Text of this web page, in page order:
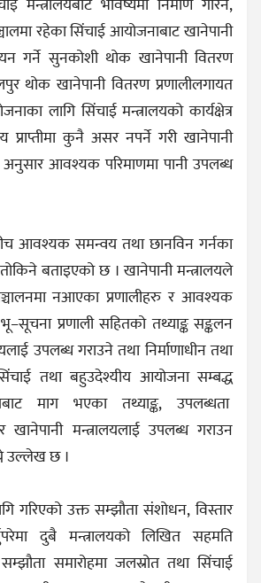
रहेका सिंचाई आयोजनाबाट खानेपानी
गर्ने सुनकोशी थोक खानेपानी वितरण
थोक खानेपानी वितरण प्रणालीलगायत
लागि सिंचाई मन्त्रालयको कार्यक्षेत्र
कुनै असर नपर्ने गरी खानेपानी
अनुसार आवश्यक परिमाणमा पानी उपलब्ध
आवश्यक समन्वय तथा छानविन गर्नका
बताइएको छ । खानेपानी मन्त्रालयले
नआएका प्रणालीहरु र आवश्यक
प्रणाली सहितको तथ्याङ्क सङ्कलन
उपलब्ध गराउने तथा निर्माणाधीन तथा
तथा बहुउदेश्यीय आयोजना सम्बद्ध
माग भएका तथ्याङ्क, उपलब्धता
मन्त्रालयलाई उपलब्ध गराउन
उल्लेख छ ।
उक्त सम्झौता संशोधन, विस्तार
दुबै मन्त्रालयको लिखित सहमति
समारोहमा जलस्रोत तथा सिंचाई